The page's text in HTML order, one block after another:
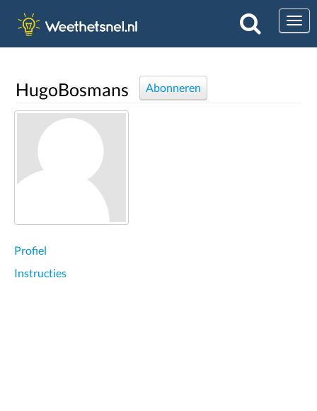
HugoBosmans Abonneren
Profiel
Instructies